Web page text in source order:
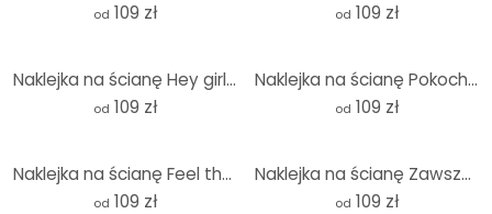
od 109 zł od 109 zł
Naklejka na ścianę Hey girl you rock - okrągła
od 109 zł
Naklejka na ścianę Pokochaj siebie - okrągła
od 109 zł
Naklejka na ścianę Feel the magic - okrągła
od 109 zł
Naklejka na ścianę Zawsze patrz na jasną stronę - hasło motywacyjne - KsanaKalpa - okrągła
od 109 zł